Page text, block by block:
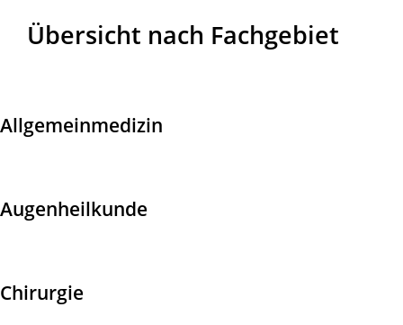
Übersicht nach Fachgebiet
Allgemeinmedizin
Augenheilkunde
Chirurgie